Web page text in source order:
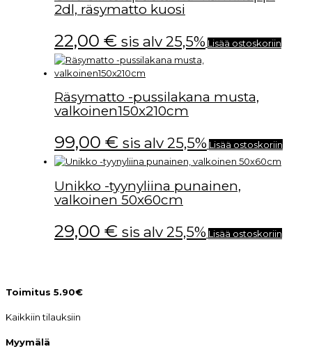
2dl, räsymatto kuosi
22,00 € sis alv 25,5% Lisää ostoskoriin
Räsymatto -pussilakana musta,
valkoinen150x210cm
99,00 € sis alv 25,5% Lisää ostoskoriin
Unikko -tyynyliina punainen,
valkoinen 50x60cm
29,00 € sis alv 25,5% Lisää ostoskoriin
Toimitus 5.90€
Kaikkiin tilauksiin
Myymälä